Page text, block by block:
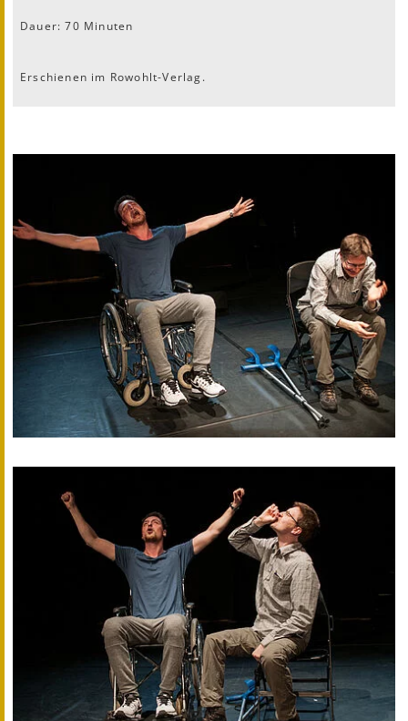
Dauer: 70 Minuten
Erschienen im Rowohlt-Verlag.